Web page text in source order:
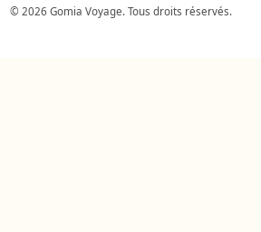
© 2026 Gomia Voyage. Tous droits réservés.